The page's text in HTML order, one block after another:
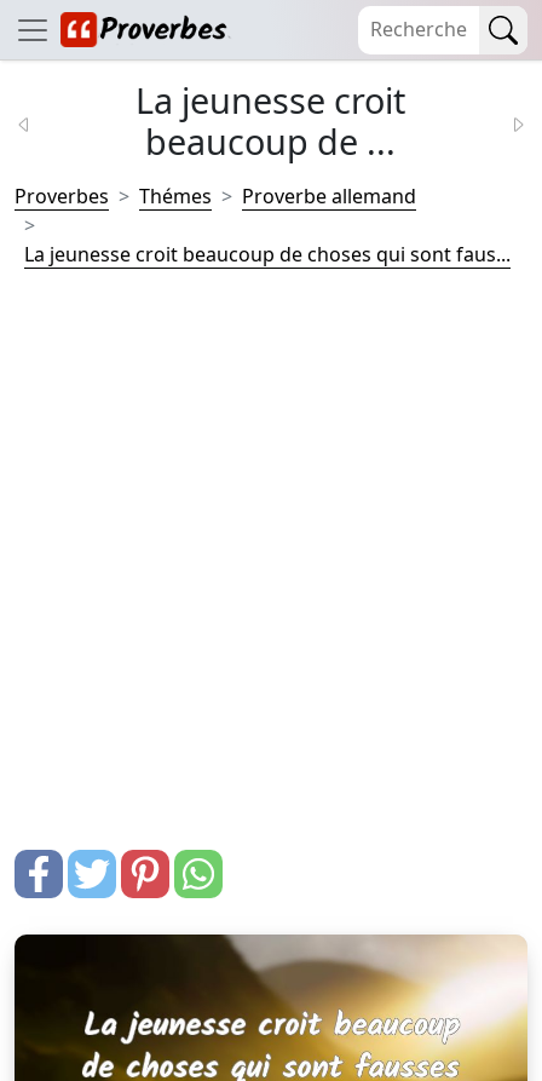
La jeunesse croit
beaucoup de ...
Proverbes Thémes Proverbe allemand
La jeunesse croit beaucoup de choses qui sont faus...